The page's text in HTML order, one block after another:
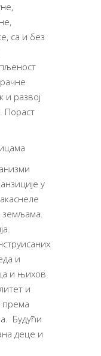
са и без
и развој
Пораст
у
земљама.
и
и њихов
и
према
Будући
деце и